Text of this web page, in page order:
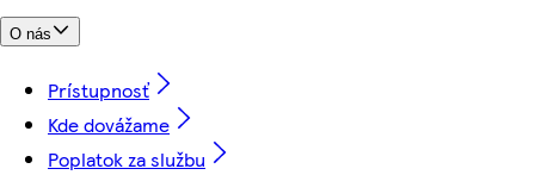
O nás
Prístupnosť
Kde dovážame
Poplatok za službu